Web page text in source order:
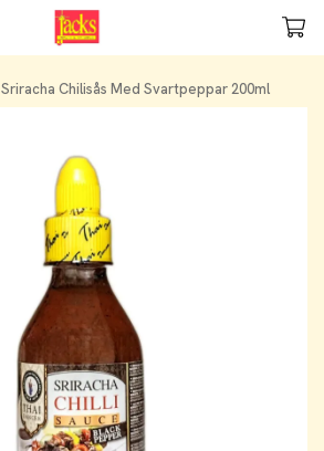
Sriracha Chilisås Med Svartpeppar 200ml